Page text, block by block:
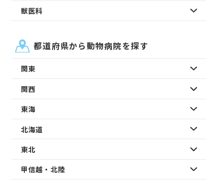
獣医科
都道府県から動物病院を探す
関東
関西
東海
北海道
東北
甲信越・北陸